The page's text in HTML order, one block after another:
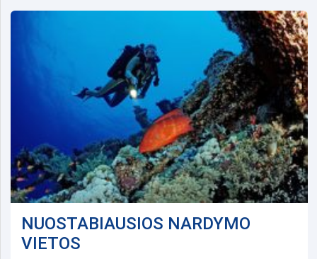
NUOSTABIAUSIOS NARDYMO
VIETOS